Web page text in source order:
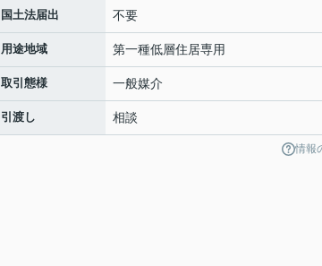
国土法届出 不要
用途地域 第一種低層住居専用
取引態様 一般媒介
引渡し 相談
情報